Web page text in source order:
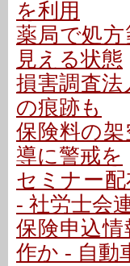
を利用
薬局で処
見える状態
損害調査
の痕跡も
保険料の
導に警戒を
セミナー
- 社労士会
保険申込
作か - 自動